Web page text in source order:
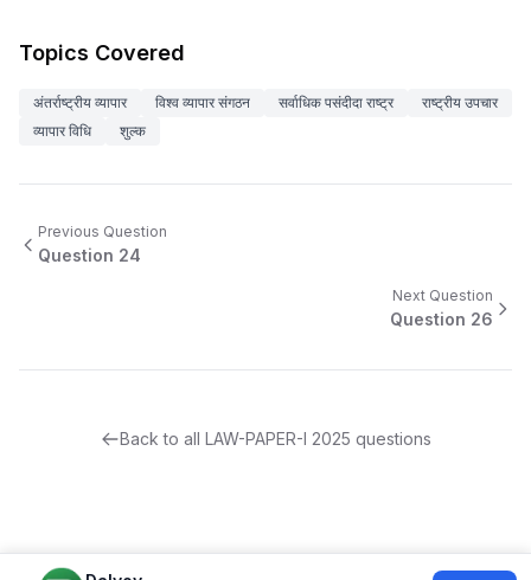
Topics Covered
अंतर्राष्ट्रीय व्यापार विश्व व्यापार संगठन सर्वाधिक पसंदीदा राष्ट्र
राष्ट्रीय उपचार
व्यापार विधि
शुल्क
Previous Question
Question 24
Next Question
Question 26
Back to all LAW-PAPER-I 2025 questions